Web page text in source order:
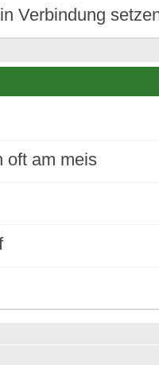
Verbindung
oft am meis